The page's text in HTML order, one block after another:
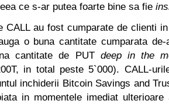
ce s-ar putea foarte bine sa fie
CALL au fost cumparate de clienti
o buna cantitate cumparata
cantitate de PUT deep in the
in total peste 5`000). CALL-
inchiderii Bitcoin Savings and
in momentele imediat ulterioare